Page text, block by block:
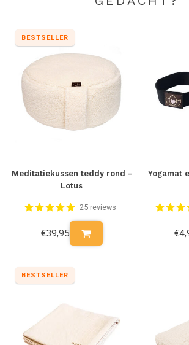
te bestellen. De handdoeken
langer netjes, zelfs bij intensief gebruik!
Ben je op zoek naar een waardevolle
een duurzaam en comfortabel yoga blok? Het
met maancyclus
sluit naadloos aan op deze
BESTSELLER
Meditatiekussen teddy rond -
Lotus
25 reviews
€39,95
Yogamat
BESTSELLER